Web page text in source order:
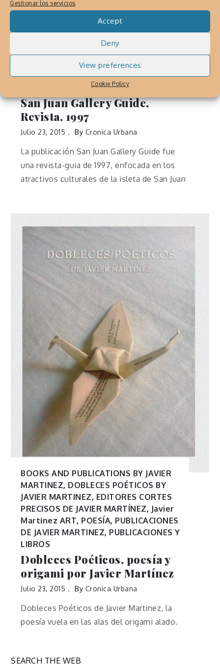
Gestionar los servicios
Accept
Deny
View preferences
Cookie Policy
PUBLICACIONES DE JAVIER
MARTINEZ,PUBLICACIONES Y LIBROS,
SAN JUAN GALLERY GUIDE
San Juan Gallery Guide,
Revista, 1997
Julio 23, 2015 By Cronica Urbana
La publicación San Juan Gallery Guide fue
una revista-guia de 1997, enfocada en los
atractivos culturales de la isleta de San Juan
BOOKS AND PUBLICATIONS BY JAVIER
MARTINEZ, DOBLECES POÉTICOS BY
JAVIER MARTINEZ, EDITORES CORTES
PRECISOS DE JAVIER MARTÍNEZ, Javier
Martinez ART, POESÍA, PUBLICACIONES
DE JAVIER MARTINEZ, PUBLICACIONES Y
LIBROS
Dobleces Poéticos, poesía y
origami por Javier Martínez
Julio 23, 2015 By Cronica Urbana
Dobleces Poéticos de Javier Martinez, la
poesía vuela en las alas del origami alado.
SEARCH THE WEB